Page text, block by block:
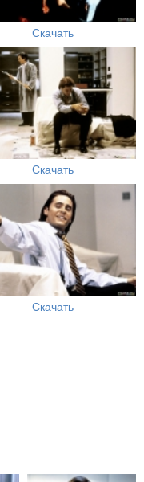
Скачать
Скачать
Скачать